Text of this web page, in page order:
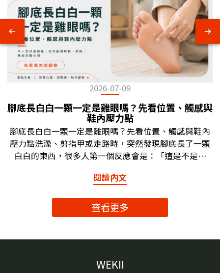
2026-07-09
腳底長白白一顆一定是雞眼嗎？先看位置、觸感與
鞋內壓力點
腳底長白白一顆一定是雞眼嗎？先看位置、觸感與鞋內
壓力點洗澡、剪指甲或走路時，突然發現腳底長了一顆
白白的東西，很多人第一個反應會是：「這是不是雞
更明顯。但腳底長白白一顆，不一定就是雞眼。它也可
化，或足底疣等狀況有關。不同情況的外觀、觸感、位
置與踩壓感受可能相似，單靠肉眼不一定能準確判斷。
起來如何、走路踩壓感、穿鞋是否摩擦」幾個方向初步
明顯疼痛、流血、擴散，或你有特殊身體狀況，建議尋
閱讀內文
查看更多
WEKII